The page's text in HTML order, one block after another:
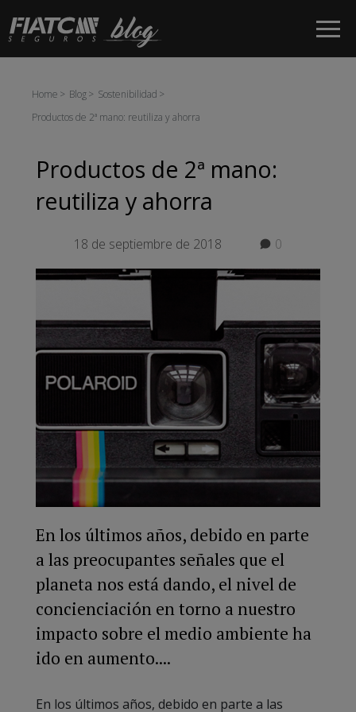
Saltar al contenido principal
Home Blog
Sostenibilidad
Productos de 2ª mano: reutiliza y ahorra
Productos de 2ª mano:
reutiliza y ahorra
18 de septiembre de 2018 0
En los últimos años, debido en parte
a las preocupantes señales que el
planeta nos está dando, el nivel de
concienciación en torno a nuestro
impacto sobre el medio ambiente ha
ido en aumento....
En los últimos años, debido en parte a las